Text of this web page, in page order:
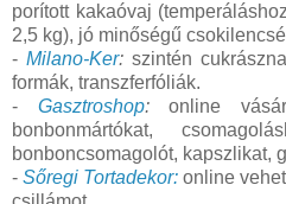
porított kakaóvaj
2,5 kg), jó minőségű
- Milano-Ker: szintén
formák, transzferfóliák.
- Gasztroshop:online
bonbonmártókat,
bonboncsomagolót, kapszlikat,
- Sőregi Tortadekor: online